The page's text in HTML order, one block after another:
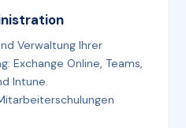
Verwaltung Ihrer
Exchange Online, Teams,
Intune.